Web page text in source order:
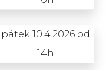
pátek 10.4.2026 od
14h